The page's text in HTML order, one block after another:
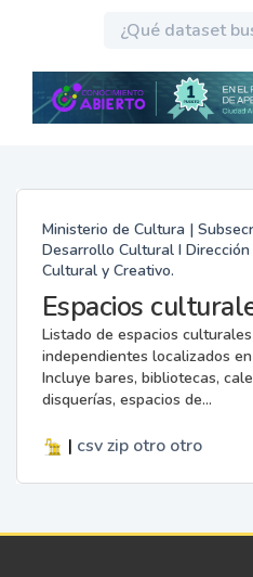
Ministerio de Cultura |
Desarrollo Cultural I
Cultural y Creativo.
Espacios
Listado de espacios
independientes localizados
Incluye bares, bibliotecas,
disquerías, espacios de...
| csv zip otro otro